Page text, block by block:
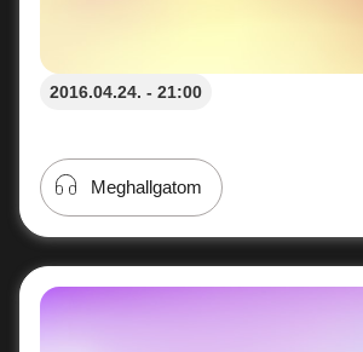
2016.04.24. - 21:00
Meghallgatom